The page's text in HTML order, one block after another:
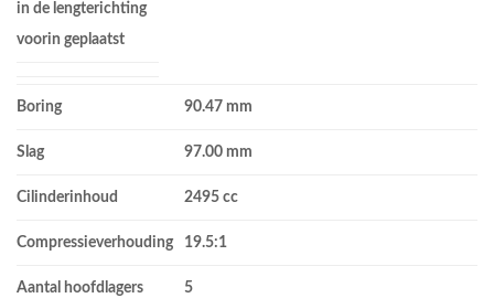
in de lengterichting
voorin geplaatst
Boring 90.47 mm
Slag 97.00 mm
Cilinderinhoud 2495 cc
Compressieverhouding 19.5:1
Aantal hoofdlagers 5